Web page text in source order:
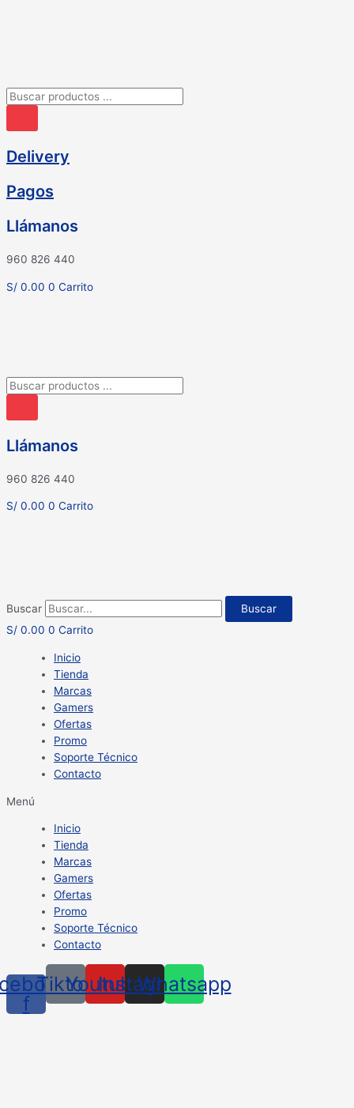
Búsqueda
productos
Delivery
Pagos
Llámanos
960 826 440
S/ 0.00 0 Carrito
Búsqueda
productos
Llámanos
960 826 440
S/ 0.00 0 Carrito
Buscar
Buscar
S/ 0.00 0 Carrito
Inicio
Tienda
Marcas
Gamers
Ofertas
Promo
Soporte Técnico
Contacto
Menú
Inicio
Tienda
Marcas
Gamers
Ofertas
Promo
Soporte Técnico
Contacto
f
TiktokYoutube
Instagram
Whatsapp